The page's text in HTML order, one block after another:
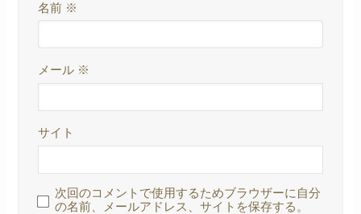
名前 ※
メール ※
サイト
次回のコメントで使用するためブラウザーに自分
の名前、メールアドレス、サイトを保存する。